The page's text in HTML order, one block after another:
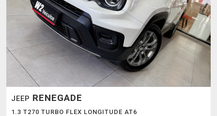
JEEP RENEGADE
1.3 T270 TURBO FLEX LONGITUDE AT6